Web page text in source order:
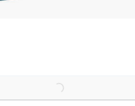
Loading...